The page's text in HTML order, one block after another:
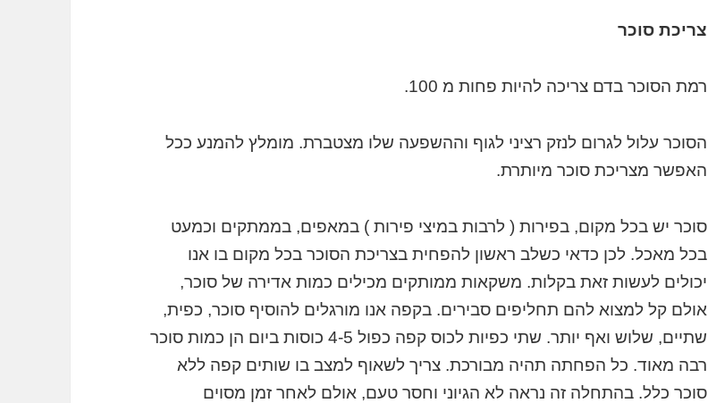
צריכת סוכר
רמת הסוכר בדם צריכה להיות פחות מ 100.
הסוכר עלול לגרום לנזק רציני לגוף וההשפעה שלו מצטברת. מומלץ להמנע ככל
האפשר מצריכת סוכר מיותרת.
סוכר יש בכל מקום, בפירות ( לרבות במיצי פירות ) במאפים, בממתקים וכמעט
בכל מאכל. לכן כדאי כשלב ראשון להפחית בצריכת הסוכר בכל מקום בו אנו
יכולים לעשות זאת בקלות. משקאות ממותקים מכילים כמות אדירה של סוכר,
אולם קל למצוא להם תחליפים סבירים. בקפה אנו מורגלים להוסיף סוכר, כפית,
שתיים, שלוש ואף יותר. שתי כפיות לכוס קפה כפול 4-5 כוסות ביום הן כמות סוכר
רבה מאוד. כל הפחתה תהיה מבורכת. צריך לשאוף למצב בו שותים קפה ללא
סוכר כלל. בהתחלה זה נראה לא הגיוני וחסר טעם, אולם לאחר זמן מסוים